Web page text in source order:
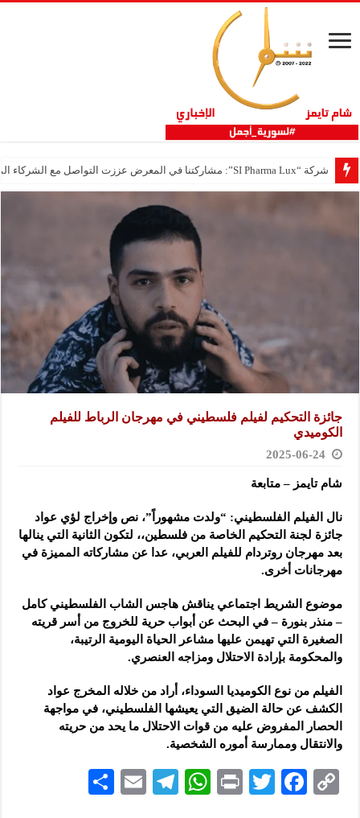
شركة “SI Pharma Lux”: مشاركتنا في المعرض عززت التواصل مع الشركاء المحليين والدوليين
جائزة التحكيم لفيلم فلسطيني في مهرجان الرباط للفيلم
الكوميدي
2025-06-24
شام تايمز – متابعة
نال الفيلم الفلسطيني: “ولدت مشهوراً”، نص وإخراج لؤي عواد
جائزة لجنة التحكيم الخاصة من فلسطين،، لتكون الثانية التي ينالها
بعد مهرجان روتردام للفيلم العربي، عدا عن مشاركاته المميزة في
مهرجانات أخرى.
موضوع الشريط اجتماعي يناقش هاجس الشاب الفلسطيني كامل
– منذر بنورة – في البحث عن أبواب حرية للخروج من أسر قريته
الصغيرة التي تهيمن عليها مشاعر الحياة اليومية الرتيبة،
والمحكومة بإرادة الاحتلال ومزاجه العنصري.
الفيلم من نوع الكوميديا السوداء، أراد من خلاله المخرج عواد
الكشف عن حالة الضيق التي يعيشها الفلسطيني، في مواجهة
الحصار المفروض عليه من قوات الاحتلال ما يحد من حريته
والانتقال وممارسة أموره الشخصية.
C
F
T
P
W
Te
E